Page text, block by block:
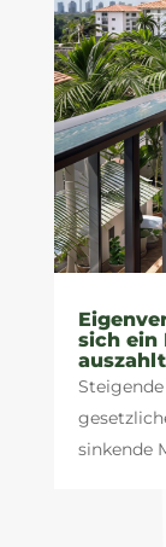
sich ein
auszahlt
sinkende